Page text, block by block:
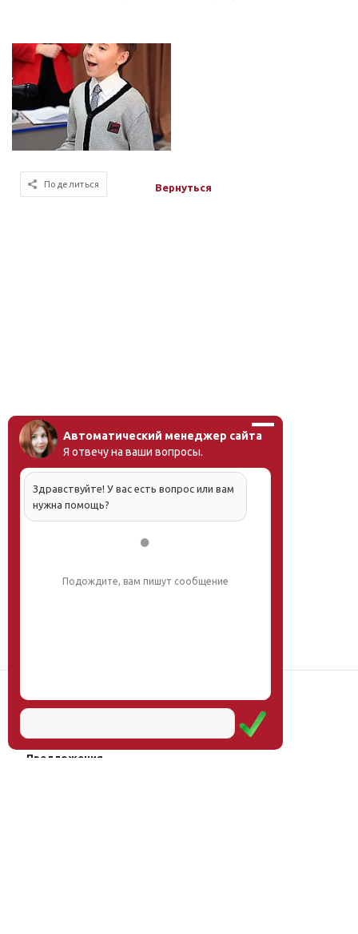
Поделиться Вернуться
Научная школа
Услуги
Предложения
Автоматический менеджер сайта
Я отвечу на ваши вопросы.
Здравствуйте! У вас есть вопрос или вам
нужна помощь?
Подождите, вам пишут сообщение